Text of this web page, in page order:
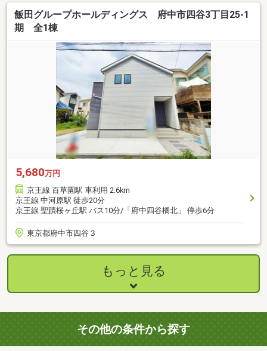
飯田グループホールディングス 府中市四谷3丁目25-1
期 全1棟
5,680万円
京王線 百草園駅 車利用 2.6km
京王線 中河原駅 徒歩20分
京王線 聖蹟桜ヶ丘駅 バス10分/「府中四谷橋北」 停歩6分
東京都府中市四谷３
もっと見る
その他の条件から探す